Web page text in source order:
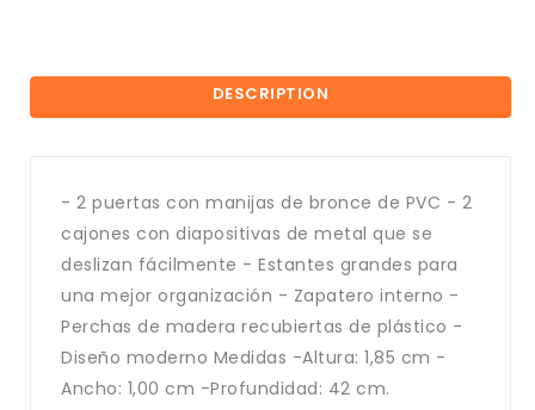
DESCRIPTION
- 2 puertas con manijas de bronce de PVC - 2
cajones con diapositivas de metal que se
deslizan fácilmente - Estantes grandes para
una mejor organización - Zapatero interno -
Perchas de madera recubiertas de plástico -
Diseño moderno Medidas -Altura: 1,85 cm -
Ancho: 1,00 cm -Profundidad: 42 cm.